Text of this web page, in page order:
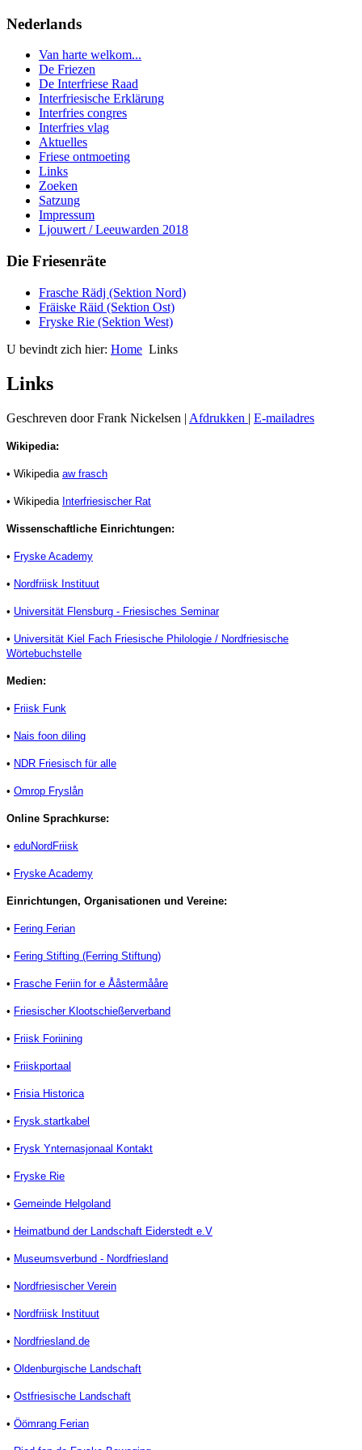
Nederlands
Van harte welkom...
De Friezen
De Interfriese Raad
Interfriesische Erklärung
Interfries congres
Interfries vlag
Aktuelles
Friese ontmoeting
Links
Zoeken
Satzung
Impressum
Ljouwert / Leeuwarden 2018
Die Friesenräte
Frasche Rädj (Sektion Nord)
Fräiske Räid (Sektion Ost)
Fryske Rie (Sektion West)
U bevindt zich hier: Home Links
Links
Geschreven door Frank Nickelsen | Afdrukken | E-mailadres
Wikipedia:
• Wikipedia aw frasch
• Wikipedia Interfriesischer Rat
Wissenschaftliche Einrichtungen:
• Fryske Academy
• Nordfriisk Instituut
• Universität Flensburg - Friesisches Seminar
• Universität Kiel Fach Friesische Philologie / Nordfriesische
Wörtebuchstelle
Medien:
• Friisk Funk
• Nais foon diling
• NDR Friesisch für alle
• Omrop Fryslån
Online Sprachkurse:
• eduNordFriisk
• Fryske Academy
Einrichtungen, Organisationen und Vereine:
• Fering Ferian
• Fering Stifting (Ferring Stiftung)
• Frasche Feriin for e Ååstermååre
• Friesischer Klootschießerverband
• Friisk Foriining
• Friiskportaal
• Frisia Historica
• Frysk.startkabel
• Frysk Ynternasjonaal Kontakt
• Fryske Rie
• Gemeinde Helgoland
• Heimatbund der Landschaft Eiderstedt e.V
• Museumsverbund - Nordfriesland
• Nordfriesischer Verein
• Nordfriisk Instituut
• Nordfriesland.de
• Oldenburgische Landschaft
• Ostfriesische Landschaft
• Öömrang Ferian